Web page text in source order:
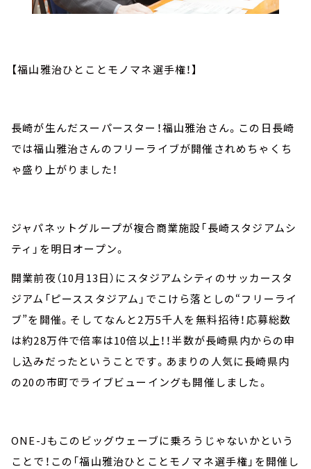
【福山雅治ひとことモノマネ選手権！】
長崎が生んだスーパースター！福山雅治さん。この日長崎
では福山雅治さんのフリーライブが開催されめちゃくち
ゃ盛り上がりました！
ジャパネットグループが複合商業施設「長崎スタジアムシ
ティ」を明日オープン。
開業前夜（10月13日）にスタジアムシティのサッカースタ
ジアム「ピーススタジアム」でこけら落としの“フリーライ
ブ”を開催。そしてなんと2万5千人を無料招待！応募総数
は約28万件で倍率は10倍以上！！半数が長崎県内からの申
し込みだったということです。あまりの人気に長崎県内
の20の市町でライブビューイングも開催しました。
ONE-Jもこのビッグウェーブに乗ろうじゃないかという
ことで！この「福山雅治ひとことモノマネ選手権」を開催し